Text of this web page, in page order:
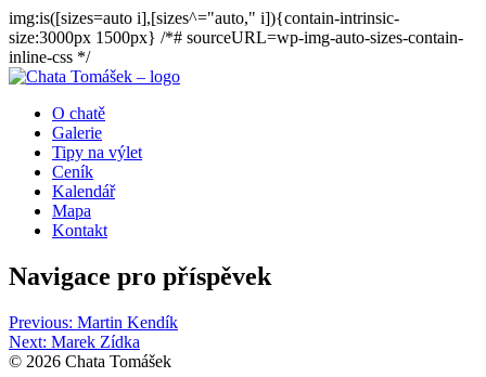
img:is([sizes=auto i],[sizes^="auto," i]){contain-intrinsic-
size:3000px 1500px} /*# sourceURL=wp-img-auto-sizes-contain-
inline-css */
O chatě
Galerie
Tipy na výlet
Ceník
Kalendář
Mapa
Kontakt
Navigace pro příspěvek
Previous: Martin Kendík
Next: Marek Zídka
© 2026 Chata Tomášek